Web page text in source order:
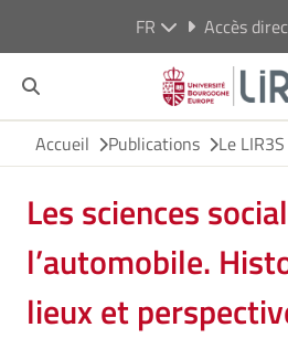
FR Accès
Accueil Publications Le
Les sciences
l’automobile.
lieux et